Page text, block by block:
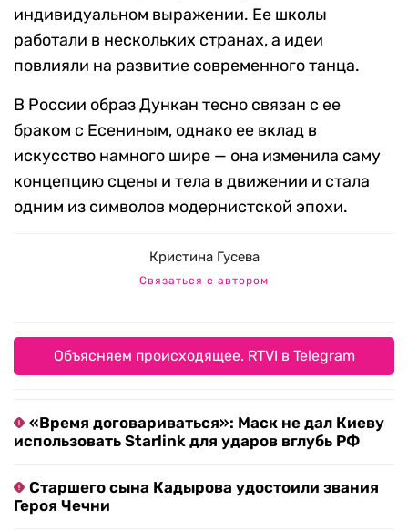
индивидуальном выражении. Ее школы
работали в нескольких странах, а идеи
повлияли на развитие современного танца.
В России образ Дункан тесно связан с ее
браком с Есениным, однако ее вклад в
искусство намного шире — она изменила саму
концепцию сцены и тела в движении и стала
одним из символов модернистской эпохи.
Кристина Гусева
Связаться с автором
Объясняем происходящее. RTVI в Telegram
«Время договариваться»: Маск не дал Киеву
использовать Starlink для ударов вглубь РФ
Старшего сына Кадырова удостоили звания
Героя Чечни